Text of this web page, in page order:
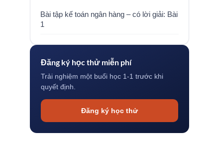
Bài tập kế toán ngân hàng – có lời giải: Bài
1
Đăng ký học thử miễn phí
Trải nghiệm một buổi học 1-1 trước khi
quyết định.
Đăng ký học thử